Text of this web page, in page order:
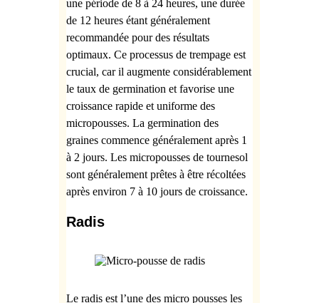
une période de 8 à 24 heures, une durée
de 12 heures étant généralement
recommandée pour des résultats
optimaux. Ce processus de trempage est
crucial, car il augmente considérablement
le taux de germination et favorise une
croissance rapide et uniforme des
micropousses. La germination des
graines commence généralement après 1
à 2 jours. Les micropousses de tournesol
sont généralement prêtes à être récoltées
après environ 7 à 10 jours de croissance.
Radis
Le radis est l’une des micro pousses les